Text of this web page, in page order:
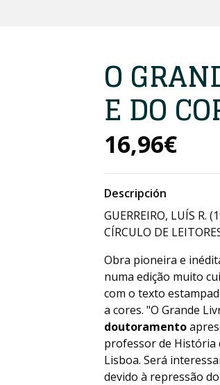
O
E DO
16,96€
Descripción
GUERREIRO, LUÍS R.
CÍRCULO DE
Obra pioneira e
numa edição muito
com o texto
a cores. "O Grande
doutoramento
professor de História
Lisboa. Será
devido à repressão